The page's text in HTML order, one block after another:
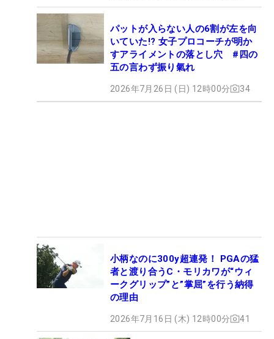
パットが入らない人の6割が左を向
いていた!? 女子プロコーチが明か
すアライメントの落とし穴 #四の
五の言わず振り氣れ
2026年7月26日 (日) 12時00分 34
小柄なのに300y超連発！ PGAの猛
者と渡り合うC・モリカワが“ウィ
ークグリップ”と”掌屈”を行う納得
の理由
2026年7月16日 (木) 12時00分 41